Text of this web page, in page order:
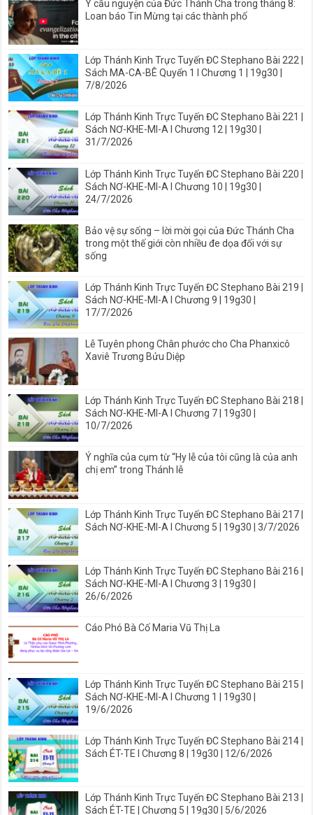
Ý cầu nguyện của Đức Thánh Cha trong tháng 8:
Loan báo Tin Mừng tại các thành phố
Lớp Thánh Kinh Trực Tuyến ĐC Stephano Bài 222 |
Sách MA-CA-BÊ Quyển 1 I Chương 1 | 19g30 |
7/8/2026
Lớp Thánh Kinh Trực Tuyến ĐC Stephano Bài 221 |
Sách NƠ-KHE-MI-A I Chương 12 | 19g30 |
31/7/2026
Lớp Thánh Kinh Trực Tuyến ĐC Stephano Bài 220 |
Sách NƠ-KHE-MI-A I Chương 10 | 19g30 |
24/7/2026
Bảo vệ sự sống – lời mời gọi của Đức Thánh Cha
trong một thế giới còn nhiều đe dọa đối với sự
sống
Lớp Thánh Kinh Trực Tuyến ĐC Stephano Bài 219 |
Sách NƠ-KHE-MI-A I Chương 9 | 19g30 |
17/7/2026
Lễ Tuyên phong Chân phước cho Cha Phanxicô
Xaviê Trương Bửu Diệp
Lớp Thánh Kinh Trực Tuyến ĐC Stephano Bài 218 |
Sách NƠ-KHE-MI-A I Chương 7 | 19g30 |
10/7/2026
Ý nghĩa của cụm từ “Hy lễ của tôi cũng là của anh
chị em” trong Thánh lễ
Lớp Thánh Kinh Trực Tuyến ĐC Stephano Bài 217 |
Sách NƠ-KHE-MI-A I Chương 5 | 19g30 | 3/7/2026
Lớp Thánh Kinh Trực Tuyến ĐC Stephano Bài 216 |
Sách NƠ-KHE-MI-A I Chương 3 | 19g30 |
26/6/2026
Cáo Phó Bà Cố Maria Vũ Thị La
Lớp Thánh Kinh Trực Tuyến ĐC Stephano Bài 215 |
Sách NƠ-KHE-MI-A I Chương 1 | 19g30 |
19/6/2026
Lớp Thánh Kinh Trực Tuyến ĐC Stephano Bài 214 |
Sách ÉT-TE I Chương 8 | 19g30 | 12/6/2026
Lớp Thánh Kinh Trực Tuyến ĐC Stephano Bài 213 |
Sách ÉT-TE | Chương 5 | 19g30 | 5/6/2026